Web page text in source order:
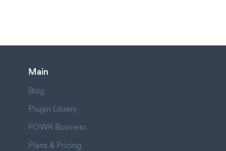
Main
Blog
Plugin Library
POWR Business
Plans & Pricing